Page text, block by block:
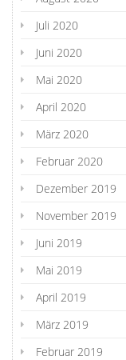
Juli 2020
Juni 2020
Mai 2020
April 2020
März 2020
Februar 2020
Dezember 2019
November 2019
Juni 2019
Mai 2019
April 2019
März 2019
Februar 2019